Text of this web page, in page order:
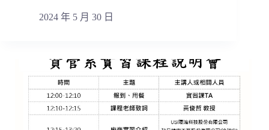
2024 年 5 月 30 日